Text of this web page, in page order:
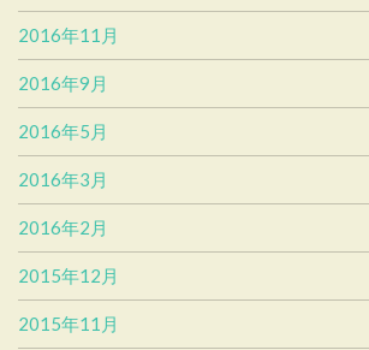
2016年11月
2016年9月
2016年5月
2016年3月
2016年2月
2015年12月
2015年11月